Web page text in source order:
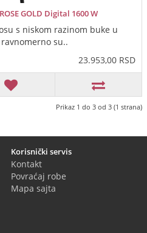
GOLD Digital 1600 W
s niskom razinom buke u
su..
23.953,00 RSD
Prikaz 1 do 3 od 3 (1 strana)
Korisnički servis
Kontakt
Povraćaj robe
Mapa sajta